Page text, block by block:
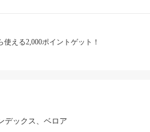
える2,000ポイントゲット！
デックス、ベロア